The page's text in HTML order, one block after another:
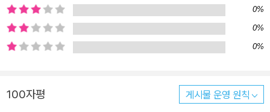
0%
0%
0%
100자평 게시물 운영 원칙